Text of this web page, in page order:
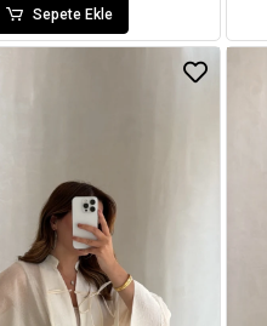
Sepete Ekle